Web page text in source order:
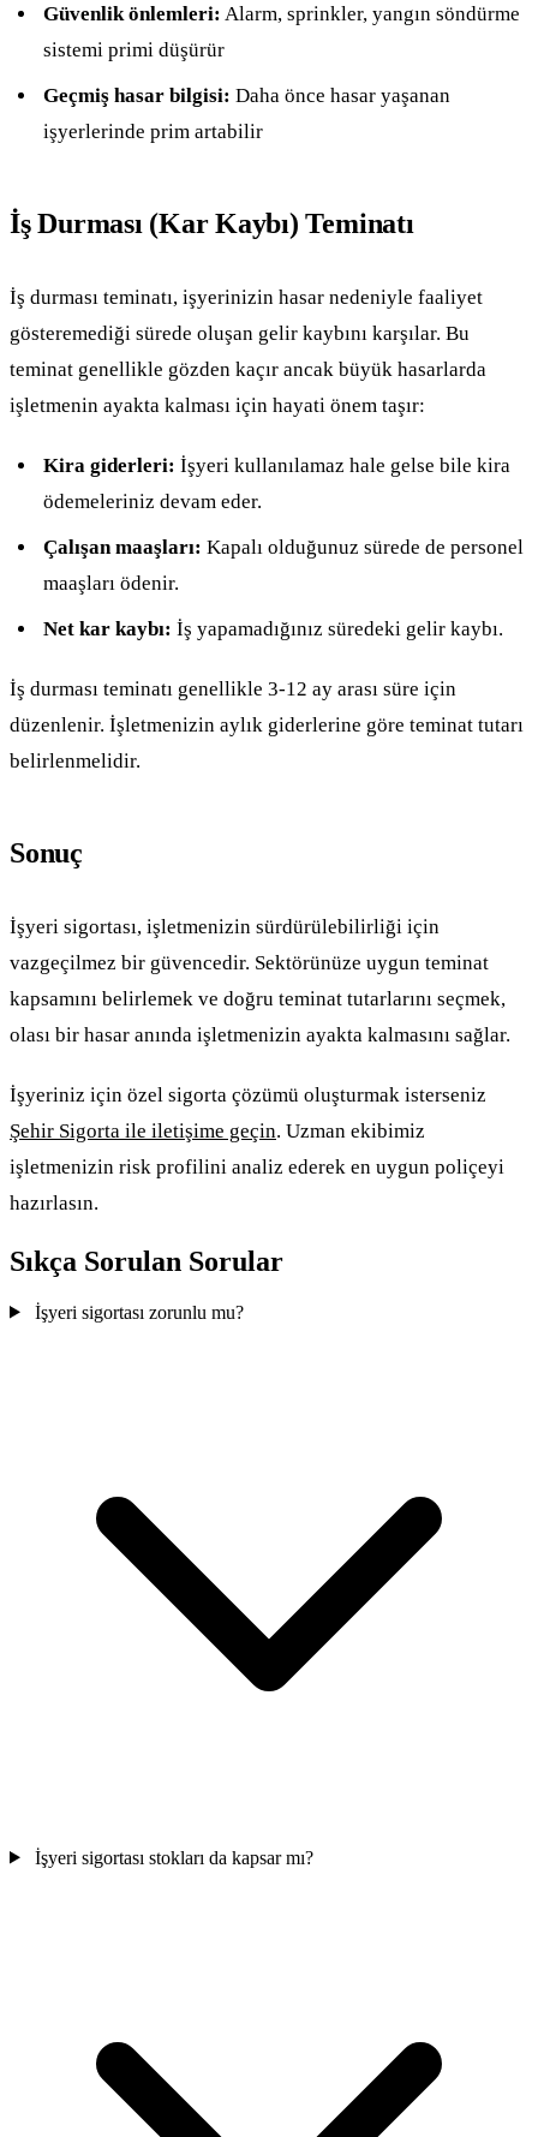
Güvenlik önlemleri: Alarm, sprinkler, yangın söndürme
sistemi primi düşürür
Geçmiş hasar bilgisi: Daha önce hasar yaşanan
işyerlerinde prim artabilir
İş Durması (Kar Kaybı) Teminatı
İş durması teminatı, işyerinizin hasar nedeniyle faaliyet
gösteremediği sürede oluşan gelir kaybını karşılar. Bu
teminat genellikle gözden kaçır ancak büyük hasarlarda
işletmenin ayakta kalması için hayati önem taşır:
Kira giderleri: İşyeri kullanılamaz hale gelse bile kira
ödemeleriniz devam eder.
Çalışan maaşları: Kapalı olduğunuz sürede de personel
maaşları ödenir.
Net kar kaybı: İş yapamadığınız süredeki gelir kaybı.
İş durması teminatı genellikle 3-12 ay arası süre için
düzenlenir. İşletmenizin aylık giderlerine göre teminat tutarı
belirlenmelidir.
Sonuç
İşyeri sigortası, işletmenizin sürdürülebilirliği için
vazgeçilmez bir güvencedir. Sektörünüze uygun teminat
kapsamını belirlemek ve doğru teminat tutarlarını seçmek,
olası bir hasar anında işletmenizin ayakta kalmasını sağlar.
İşyeriniz için özel sigorta çözümü oluşturmak isterseniz
Şehir Sigorta ile iletişime geçin. Uzman ekibimiz
işletmenizin risk profilini analiz ederek en uygun poliçeyi
hazırlasın.
Sıkça Sorulan Sorular
İşyeri sigortası zorunlu mu?
İşyeri sigortası stokları da kapsar mı?